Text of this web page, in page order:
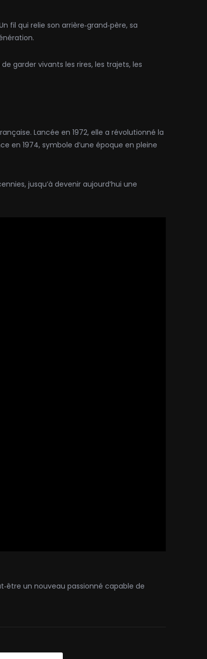
fil qui relie son arrière‑grand‑père, sa
garder vivants les rires, les trajets, les
Lancée en 1972, elle a révolutionné la
en 1974, symbole d’une époque en pleine
jusqu’à devenir aujourd’hui une
un nouveau passionné capable de